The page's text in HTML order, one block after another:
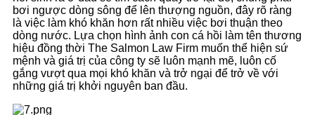
bơi ngược dòng sông để lên thượng nguồn, đây rõ ràng
là việc làm khó khăn hơn rất nhiều việc bơi thuận theo
dòng nước. Lựa chọn hình ảnh con cá hồi làm tên thương
hiệu đồng thời The Salmon Law Firm muốn thể hiện sứ
mệnh và giá trị của công ty sẽ luôn mạnh mẽ, luôn cố
gắng vượt qua mọi khó khăn và trở ngại để trở về với
những giá trị khởi nguyên ban đầu.